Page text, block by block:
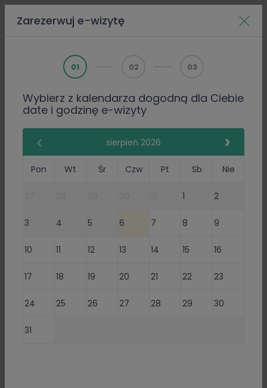
Doktorzy Paulina Kozłowska
PWZ 4407263
Internista
Paulina Kozłowska
75 Opinie
75 poleceń lekarza
Przyjmuje w: Sob, Wt,
Czw
zwolnienia
Konsultacja lekarska o e-Receptę -
Zarezerwuj e-wizytę
01 02 03
Wybierz z kalendarza dogodną dla Ciebie
date i godzinę e-wizyty
sierpień 2026
Pon Wt Śr Czw Pt Sb Nie
1 2
3 4 5 6 7 8 9
10 11 12 13 14 15 16
17 18 19 20 21 22 23
24 25 26 27 28 29 30
31